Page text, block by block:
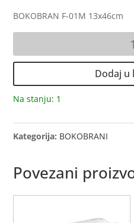
BOKOBRAN F-01M 13x46cm
01M
DVOBOJNI
Dodaj u
Na stanju: 1
Kategorija: BOKOBRANI
Povezani